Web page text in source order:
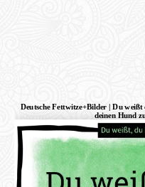
Deutsche Fettwitze+Bilder | Du weißt
deinen Hund